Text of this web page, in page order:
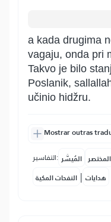
a kada drugima
vagaju, onda pri
Takvo je bilo
Poslanik,
učinio hidžru.
Mostrar outras
التفاسير: المُيسَّر المختصر
النفحات المكية | هدايات